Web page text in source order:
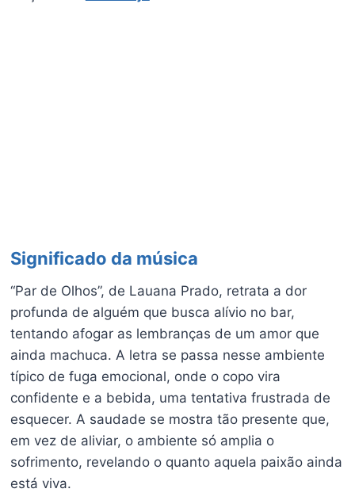
Significado da música
“Par de Olhos”, de Lauana Prado, retrata a dor
profunda de alguém que busca alívio no bar,
tentando afogar as lembranças de um amor que
ainda machuca. A letra se passa nesse ambiente
típico de fuga emocional, onde o copo vira
confidente e a bebida, uma tentativa frustrada de
esquecer. A saudade se mostra tão presente que,
em vez de aliviar, o ambiente só amplia o
sofrimento, revelando o quanto aquela paixão ainda
está viva.